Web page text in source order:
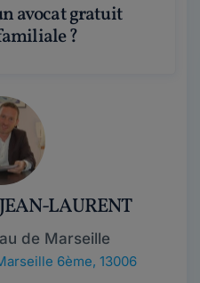
?
LAURENT
de Marseille
6ème, 13006